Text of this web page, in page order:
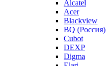
Alcatel
Acer
Blackview
BQ (Россия)
Cubot
DEXP
Digma